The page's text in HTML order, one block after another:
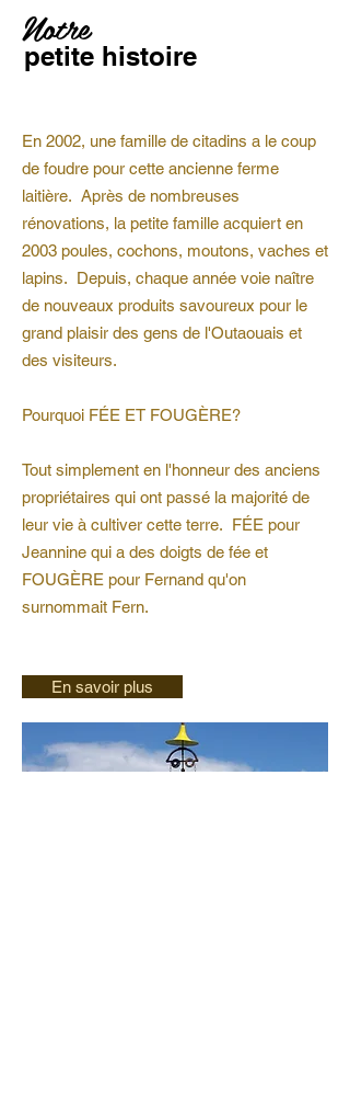
Notre
petite histoire
En 2002, une famille de citadins a le coup
de foudre pour cette ancienne ferme
laitière. Après de nombreuses
rénovations, la petite famille acquiert en
2003 poules, cochons, moutons, vaches et
lapins. Depuis, chaque année voie naître
de nouveaux produits savoureux pour le
grand plaisir des gens de l'Outaouais et
des visiteurs.
Pourquoi FÉE ET FOUGÈRE?
Tout simplement en l'honneur des anciens
propriétaires qui ont passé la majorité de
leur vie à cultiver cette terre. FÉE pour
Jeannine qui a des doigts de fée et
FOUGÈRE pour Fernand qu'on
surnommait Fern.
En savoir plus